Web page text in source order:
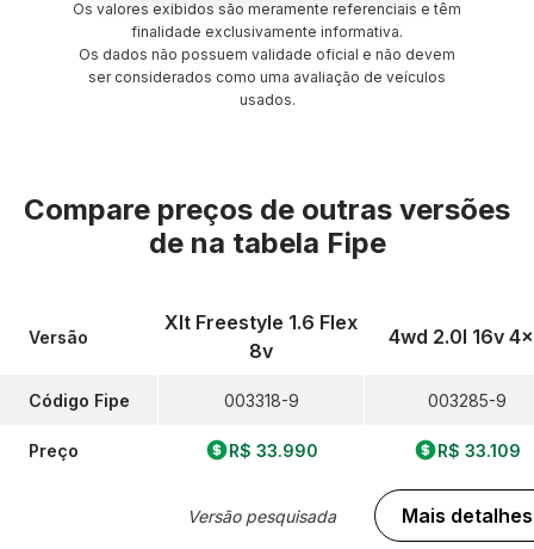
Os valores exibidos são meramente referenciais e têm
finalidade exclusivamente informativa.
Os dados não possuem validade oficial e não devem
ser considerados como uma avaliação de veículos
usados.
Compare preços de outras versões
de na tabela Fipe
Versão
Código Fipe
Preço
Xlt Freestyle 1.6 Flex
8v
003318-9
R$ 33.990
Versão pesquisada
4wd 2.0l 16v
003285-9
R$ 33.109
Mais detalhes